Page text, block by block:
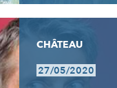
CHÂTEAU
27/05/2020